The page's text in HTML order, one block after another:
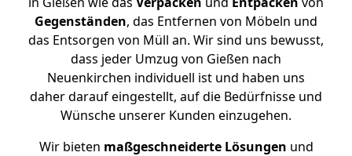
Gegenständen, das Entfernen von Möbeln und
das Entsorgen von Müll an. Wir sind uns bewusst,
dass jeder Umzug von Gießen nach
Neuenkirchen individuell ist und haben uns
daher darauf eingestellt, auf die Bedürfnisse und
Wünsche unserer Kunden einzugehen.
Wir bieten maßgeschneiderte Lösungen und